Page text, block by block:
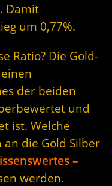
Damit
um 0,77%.
Ratio? Die Gold-
der beiden
und
ist. Welche
die Gold Silber
–
werden.